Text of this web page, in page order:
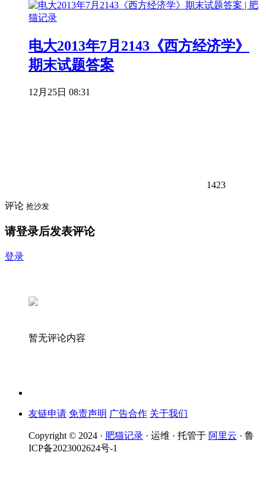
电大2013年7月2143《西方经济学》
期末试题答案
12月25日 08:31
1423
评论 抢沙发
请登录后发表评论
登录
暂无评论内容
友链申请 免责声明 广告合作 关于我们
Copyright © 2024 · 肥猫记录 · 运维 · 托管于 阿里云 · 鲁
ICP备2023002624号-1